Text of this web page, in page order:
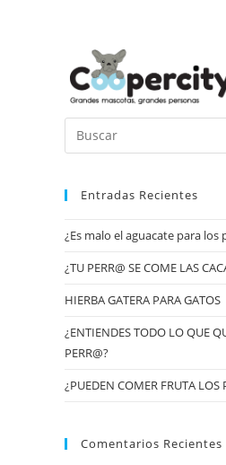
Entradas Recientes
¿Es malo el aguacate para los
¿TU PERR@ SE COME LAS
HIERBA GATERA PARA GATOS
¿ENTIENDES TODO LO QUE
PERR@?
¿PUEDEN COMER FRUTA LOS
Comentarios Recientes